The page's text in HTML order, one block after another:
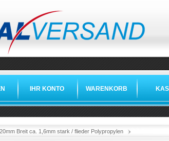
IHR KONTO WARENKORB
Breit ca. 1,6mm stark / flieder Polypropylen